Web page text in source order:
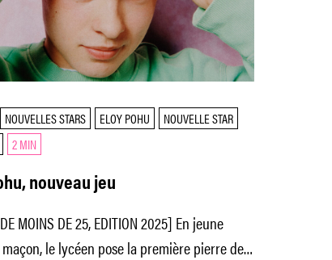
NOUVELLES STARS ELOY POHU
NOUVELLE STAR
2 MIN
nouveau jeu
MOINS DE 25, EDITION 2025] En jeune
le lycéen pose la première pierre de